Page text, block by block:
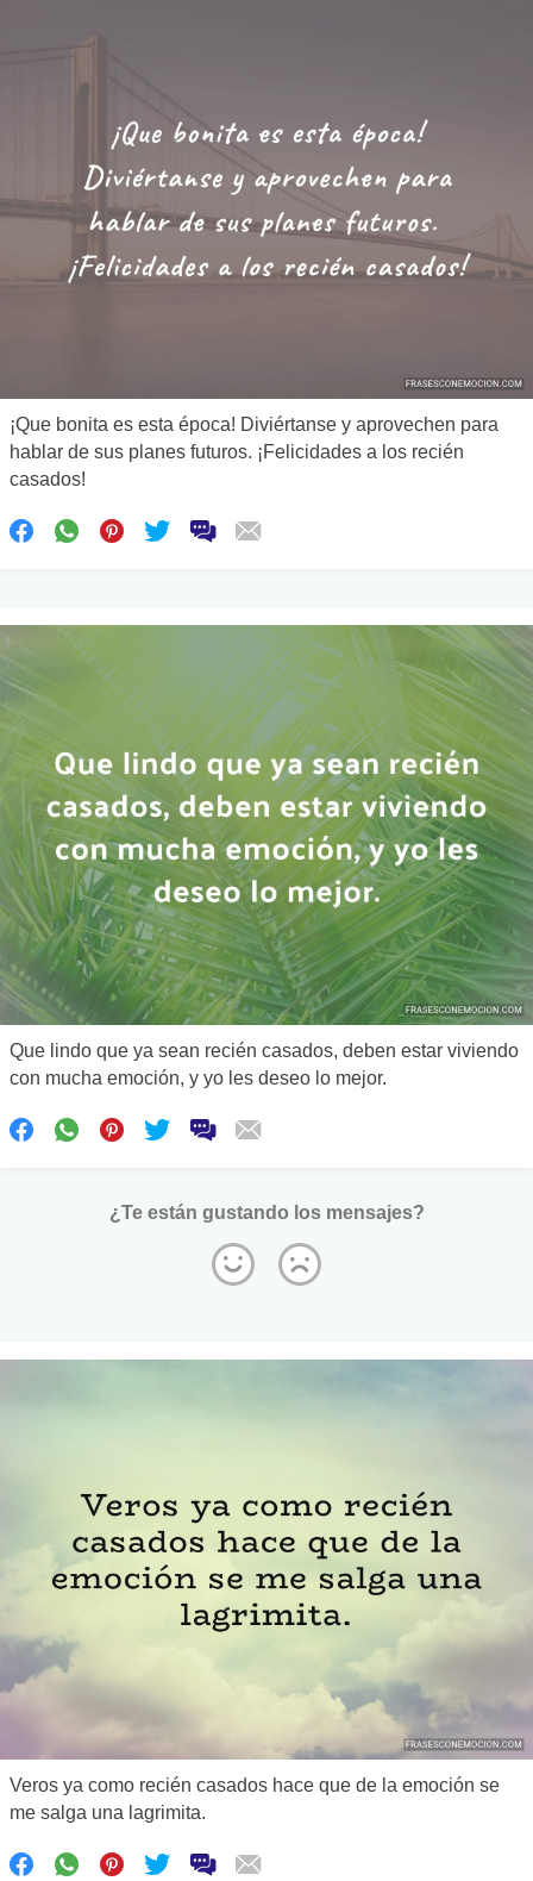
¡Que bonita es esta época! Diviértanse y aprovechen para
hablar de sus planes futuros. ¡Felicidades a los recién
casados!
Que lindo que ya sean recién casados, deben estar viviendo
con mucha emoción, y yo les deseo lo mejor.
¿Te están gustando los mensajes?
Veros ya como recién casados hace que de la emoción se
me salga una lagrimita.